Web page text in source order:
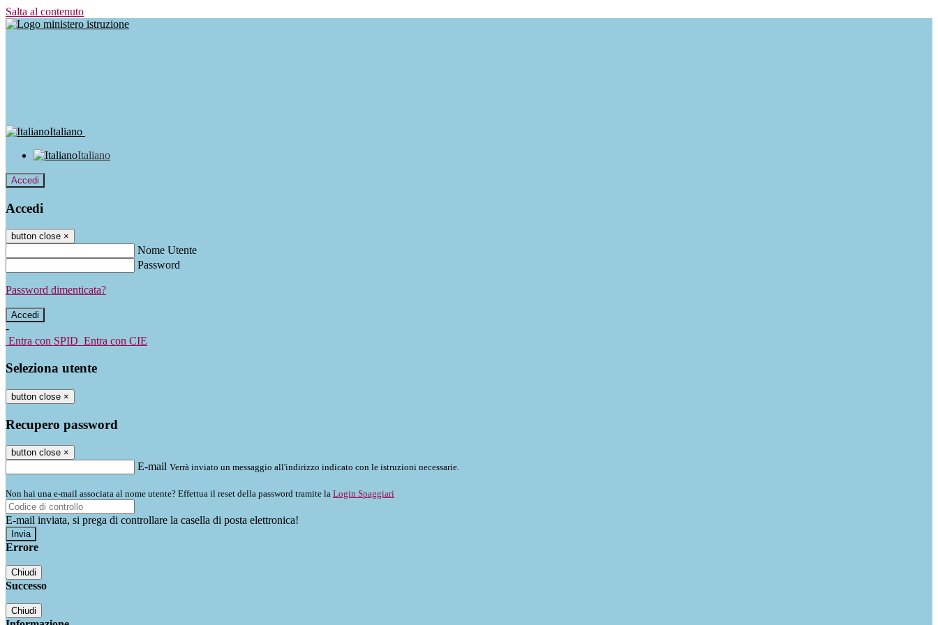
Salta al contenuto
Italiano
Italiano
Accedi
Accedi
button close ×
Nome Utente
Password
Password dimenticata?
-
Entra con SPID Entra con CIE
Seleziona utente
button close ×
Recupero password
button close ×
E-mail Verrà inviato un messaggio all'indirizzo indicato con le istruzioni necessarie.
Non hai una e-mail associata al nome utente? Effettua il reset della password tramite la Login Spaggiari
E-mail inviata, si prega di controllare la casella di posta elettronica!
Errore
Chiudi
Successo
Chiudi